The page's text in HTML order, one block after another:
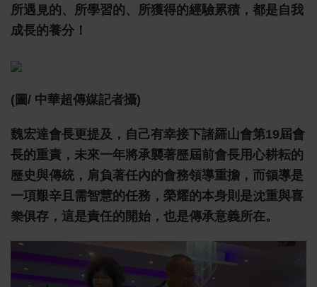
所遇見的、所學習的、所獲得的經驗累積，都是自我
成長的養分！
(圖/ 中華超傳媒記者攝)
魏宏達會長更提及，自己有幸接下諸羅山會第19屆會
長的重責，未來一年將承襲著歷屆前會長用心耕耘的
歷史與傳統，肩負著任內的會務領導重擔，而領導是
一項艱辛且需智慧的任務，榮耀的本身則是沈重與喜
樂俱存，這是責任的開始，也是傳承意義所在。